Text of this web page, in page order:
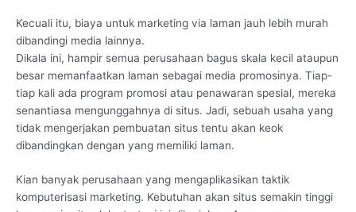
Kecuali itu, biaya untuk marketing via laman jauh lebih murah
dibandingi media lainnya.
Dikala ini, hampir semua perusahaan bagus skala kecil ataupun
besar memanfaatkan laman sebagai media promosinya. Tiap-
tiap kali ada program promosi atau penawaran spesial, mereka
senantiasa mengunggahnya di situs. Jadi, sebuah usaha yang
tidak mengerjakan pembuatan situs tentu akan keok
dibandingkan dengan yang memiliki laman.
Kian banyak perusahaan yang mengaplikasikan taktik
komputerisasi marketing. Kebutuhan akan situs semakin tinggi